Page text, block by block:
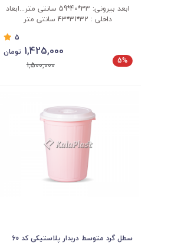
ابعد بیرونی: 33*40*59 سانتی متر...ابعاد
داخلی : 32*31*43 سانتی متر
5
5%
1,425,000 تومان
1,500,000
سطل گرد متوسط دربدار پلاستیکی کد 60